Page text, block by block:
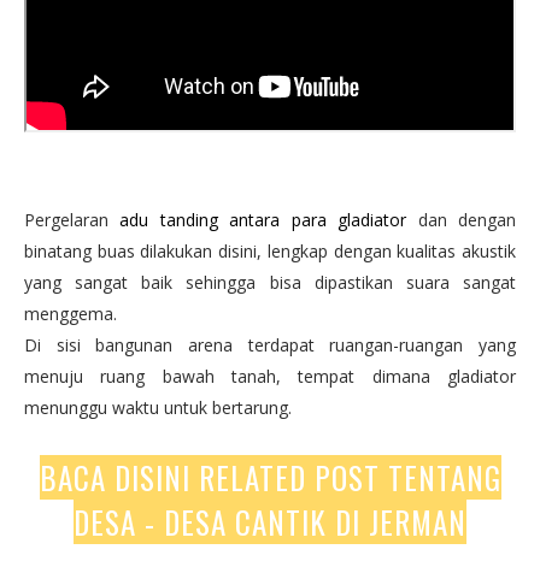
Pergelaranadu tanding antara para gladiatordan dengan
binatang buas dilakukan disini, lengkap dengan kualitas akustik
yang sangat baik sehingga bisa dipastikan suara sangat
menggema.
Di sisi bangunan arena terdapat ruangan-ruangan yang
menuju ruang bawah tanah, tempat dimana gladiator
menunggu waktu untuk bertarung.
BACA DISINI RELATED POST TENTANG
DESA - DESA CANTIK DI JERMAN